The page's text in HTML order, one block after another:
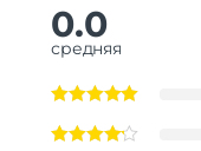
0.0
средняя